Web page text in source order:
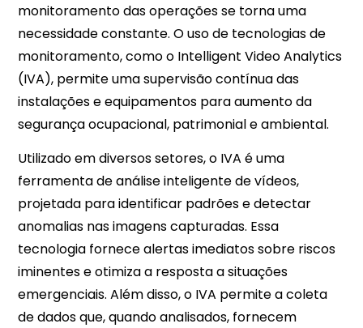
monitoramento das operações se torna uma
necessidade constante. O uso de tecnologias de
monitoramento, como o Intelligent Video Analytics
(IVA), permite uma supervisão contínua das
instalações e equipamentos para aumento da
segurança ocupacional, patrimonial e ambiental.
Utilizado em diversos setores, o IVA é uma
ferramenta de análise inteligente de vídeos,
projetada para identificar padrões e detectar
anomalias nas imagens capturadas. Essa
tecnologia fornece alertas imediatos sobre riscos
iminentes e otimiza a resposta a situações
emergenciais. Além disso, o IVA permite a coleta
de dados que, quando analisados, fornecem